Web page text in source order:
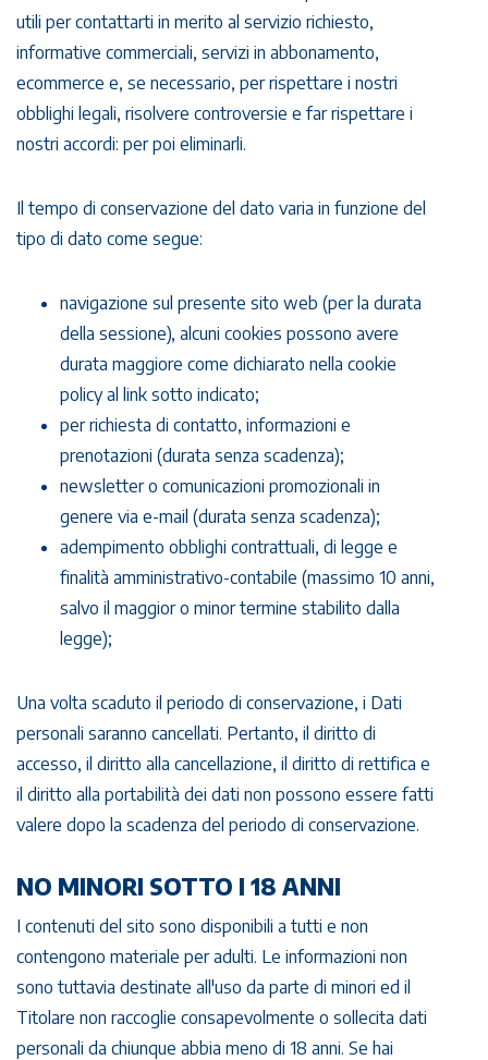
utili per contattarti in merito al servizio richiesto,
informative commerciali, servizi in abbonamento,
ecommerce e, se necessario, per rispettare i nostri
obblighi legali, risolvere controversie e far rispettare i
nostri accordi: per poi eliminarli.
Il tempo di conservazione del dato varia in funzione del
tipo di dato come segue:
navigazione sul presente sito web (per la durata
della sessione), alcuni cookies possono avere
durata maggiore come dichiarato nella cookie
policy al link sotto indicato;
per richiesta di contatto, informazioni e
prenotazioni (durata senza scadenza);
newsletter o comunicazioni promozionali in
genere via e-mail (durata senza scadenza);
adempimento obblighi contrattuali, di legge e
finalità amministrativo-contabile (massimo 10 anni,
salvo il maggior o minor termine stabilito dalla
legge);
Una volta scaduto il periodo di conservazione, i Dati
personali saranno cancellati. Pertanto, il diritto di
accesso, il diritto alla cancellazione, il diritto di rettifica e
il diritto alla portabilità dei dati non possono essere fatti
valere dopo la scadenza del periodo di conservazione.
NO MINORI SOTTO I 18 ANNI
I contenuti del sito sono disponibili a tutti e non
contengono materiale per adulti. Le informazioni non
sono tuttavia destinate all'uso da parte di minori ed il
Titolare non raccoglie consapevolmente o sollecita dati
personali da chiunque abbia meno di 18 anni. Se hai